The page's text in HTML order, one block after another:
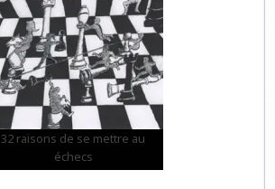
32 raisons de se mettre au
échecs